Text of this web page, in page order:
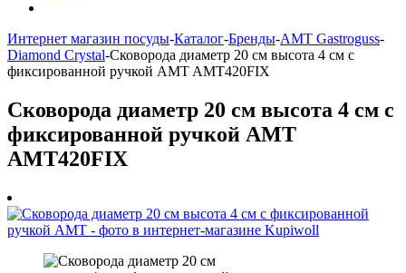
Интернет магазин посуды-Каталог-Бренды-AMT Gastroguss-
Diamond Crystal-Сковорода диаметр 20 см высота 4 см с
фиксированной ручкой AMT AMT420FIX
Сковорода диаметр 20 см высота 4 см с
фиксированной ручкой AMT
AMT420FIX